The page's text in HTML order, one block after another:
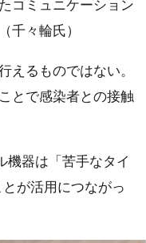
コミュニケーション
千々輪氏）
えるものではない。
とで感染者との接触
機器は「苦手なタイ
が活用につながっ